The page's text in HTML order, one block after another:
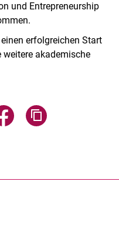
und Entrepreneurship
erfolgreichen Start
weitere akademische
Mail teilen
über WhatsApp teilen
Seite über Facebook